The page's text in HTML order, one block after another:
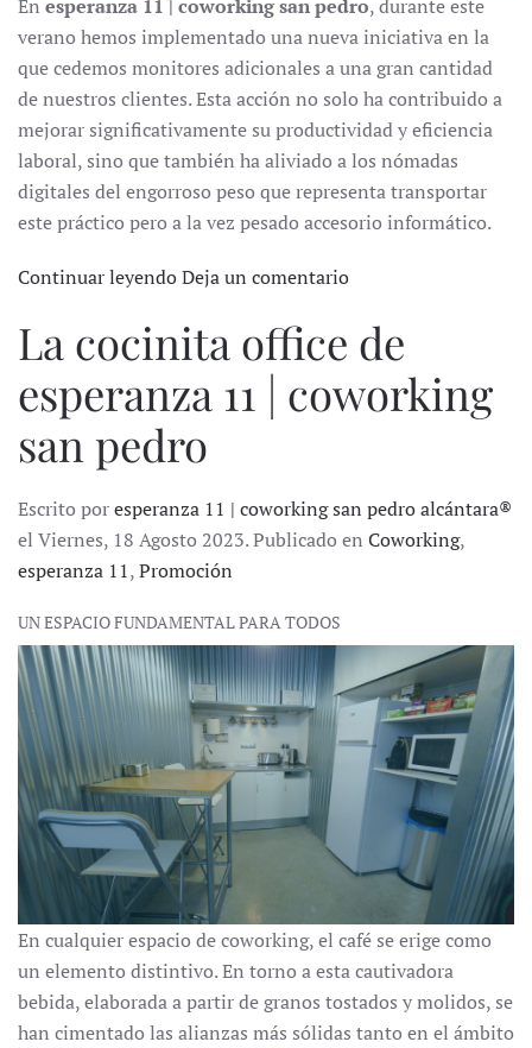
En esperanza 11 | coworking san pedro, durante este
verano hemos implementado una nueva iniciativa en la
que cedemos monitores adicionales a una gran cantidad
de nuestros clientes. Esta acción no solo ha contribuido a
mejorar significativamente su productividad y eficiencia
laboral, sino que también ha aliviado a los nómadas
digitales del engorroso peso que representa transportar
este práctico pero a la vez pesado accesorio informático.
Continuar leyendoDeja un comentario
La cocinita office de
esperanza 11 | coworking
san pedro
Escrito poresperanza 11 | coworking san pedro alcántara®
el Viernes, 18 Agosto 2023. Publicado en Coworking,
esperanza 11,Promoción
UN ESPACIO FUNDAMENTAL PARA TODOS
En cualquier espacio de coworking, el café se erige como
un elemento distintivo. En torno a esta cautivadora
bebida, elaborada a partir de granos tostados y molidos, se
han cimentado las alianzas más sólidas tanto en el ámbito